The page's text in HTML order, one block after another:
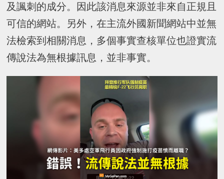
及諷刺的成分。因此該消息來源並非來自正規且
可信的網站。另外，在主流外國新聞網站中並無
法檢索到相關消息，多個事實查核單位也證實流
傳說法為無根據訊息，並非事實。